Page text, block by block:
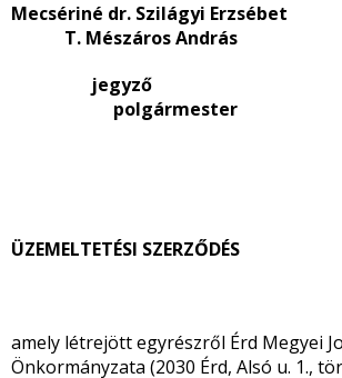
Mecsériné dr. Szilágyi
T. Mészáros András
polgármester
ÜZEMELTETÉSI SZERZŐDÉS
amely létrejött egyrészről Érd Megyei
Önkormányzata (2030 Érd, Alsó u. 1.,